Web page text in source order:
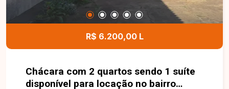
R$ 6.200,00 L
Chácara com 2 quartos sendo 1 suíte
disponível para locação no bairro